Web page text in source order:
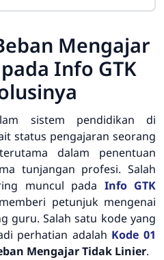
Mengajar
Info GTK
sistem pendidikan di
status pengajaran seorang
dalam penentuan
tunjangan profesi. Salah
muncul pada Info GTK
petunjuk mengenai
guru. Salah satu kode yang
perhatian adalah Kode 01
Mengajar Tidak Linier.